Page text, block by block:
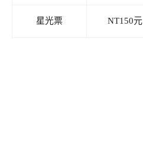
星光票 NT150元